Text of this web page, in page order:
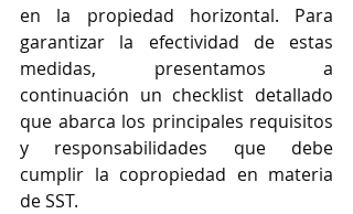
en la propiedad horizontal. Para
garantizar la efectividad de estas
medidas, presentamos a
continuación un checklist detallado
que abarca los principales requisitos
y responsabilidades que debe
cumplir la copropiedad en materia
de SST.